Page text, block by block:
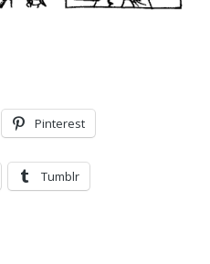
Pinterest
Tumblr